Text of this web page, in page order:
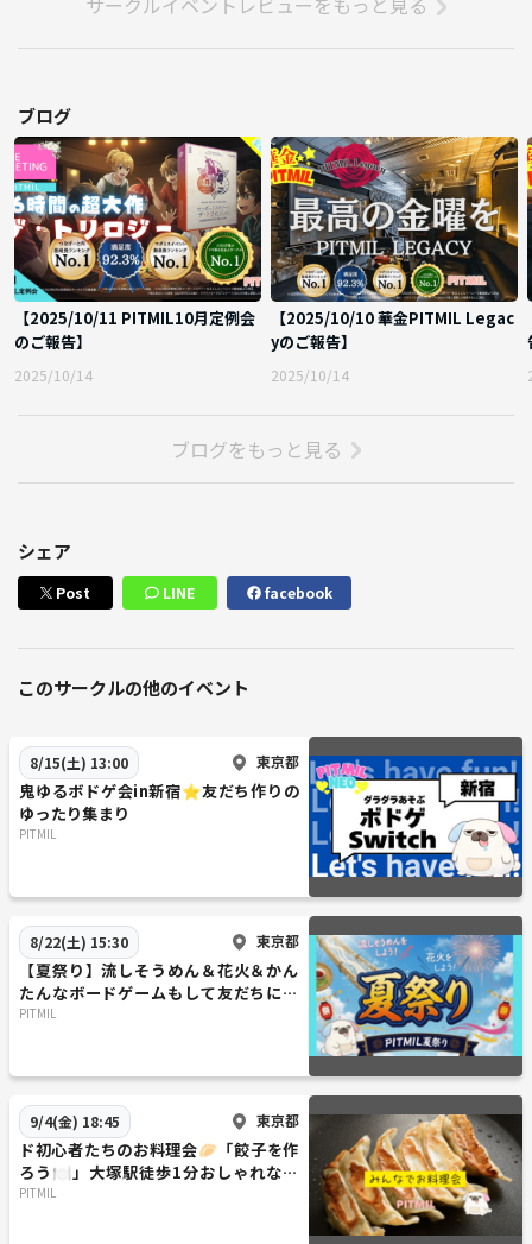
いじりの対象にすることは絶対ないので
🙅PITMILの鉄のルール
①写真撮影・録画・録音完全NG
→お忍び参加の方のプライバシー保護
②みんなで楽しむこと、独りよがりNG
→空気を壊さないために
③ばいちゃんの指示に従うこと
→トラブル事前防止のため
✅初心者・未経験歓迎
✅20代歓迎
✅30代歓迎
ブログ
【2025/10/11 PITMIL10月定例会
のご報告】
2025/10/14
【2025/10/10 華金PITMIL Legac
yのご報告】
2025/10/14
ブログをもっと見る
シェア
Post LINE facebook
このサークルの他のイベント
8/15(土) 13:00 東京都
鬼ゆるボドゲ会in新宿⭐友だち作りの
ゆったり集まり
PITMIL
8/22(土) 15:30 東京都
【夏祭り】流しそうめん＆花火＆かん
たんなボードゲームもして友だちにな
ろう
PITMIL
9/4(金) 18:45 東京都
ド初心者たちのお料理会🥟「餃子を作
ろう🍽️」大塚駅徒歩1分おしゃれなお
部屋『初参加大歓迎』
PITMIL